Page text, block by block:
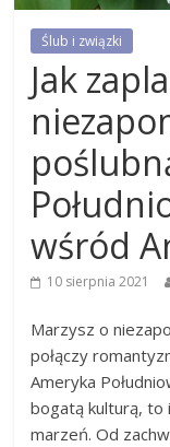
Ślub i związki
Jak
wśród
10 sierpnia 2021
Marzysz o
połączy
Ameryka
bogatą kulturą, to
marzeń. Od